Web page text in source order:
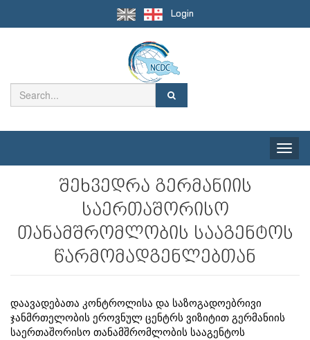
Login
Toggle
შეხვედრა გერმანიის
საერთაშორისო
თანამშრომლობის სააგენტოს
წარმომადგენლებთან
დაავადებათა კონტროლისა და საზოგადოებრივი
ჯანმრთელობის ეროვნულ ცენტრს ვიზიტით გერმანიის
საერთაშორისო თანამშრომლობის სააგენტოს